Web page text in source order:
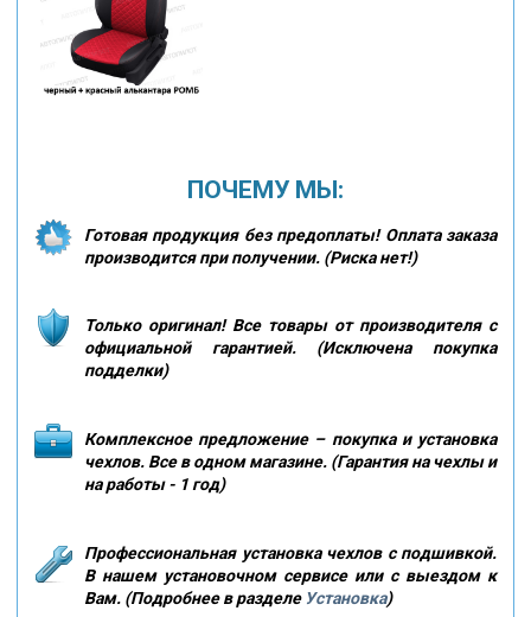
ПОЧЕМУ МЫ:
Готовая продукция без предоплаты! Оплата заказа
производится при получении. (Риска нет!)
Только оригинал! Все товары от производителя с
официальной гарантией. (Исключена покупка
подделки)
Комплексное предложение – покупка и установка
чехлов. Все в одном магазине. (Гарантия на чехлы и
на работы - 1 год)
Профессиональная установка чехлов с подшивкой.
В нашем установочном сервисе или с выездом к
Вам. (Подробнее в разделе Установка)